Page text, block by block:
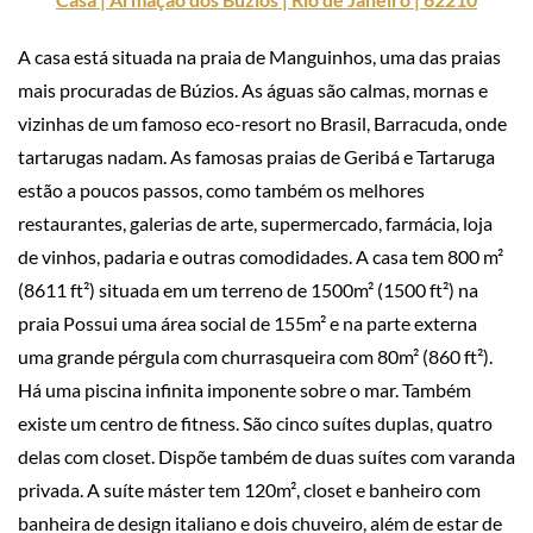
A casa está situada na praia de Manguinhos, uma das praias
mais procuradas de Búzios. As águas são calmas, mornas e
vizinhas de um famoso eco-resort no Brasil, Barracuda, onde
tartarugas nadam. As famosas praias de Geribá e Tartaruga
estão a poucos passos, como também os melhores
restaurantes, galerias de arte, supermercado, farmácia, loja
de vinhos, padaria e outras comodidades. A casa tem 800 m²
(8611 ft²) situada em um terreno de 1500m² (1500 ft²) na
praia Possui uma área social de 155m² e na parte externa
uma grande pérgula com churrasqueira com 80m² (860 ft²).
Há uma piscina infinita imponente sobre o mar. Também
existe um centro de fitness. São cinco suítes duplas, quatro
delas com closet. Dispõe também de duas suítes com varanda
privada. A suíte máster tem 120m², closet e banheiro com
banheira de design italiano e dois chuveiro, além de estar de